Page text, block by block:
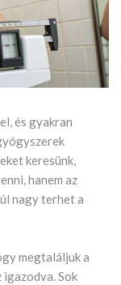
és gyakran
keresünk,
hanem az
nagy terhet a
megtaláljuk a
Sok